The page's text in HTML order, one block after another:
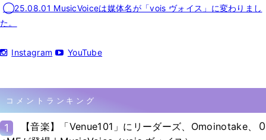
◯25.08.01 MusicVoiceは媒体名が「vois ヴォイス」に変わりまし
た。
Instagram YouTube
コメントランキング
1
【音楽】「Venue101」にリーダーズ、Omoinotake、
0